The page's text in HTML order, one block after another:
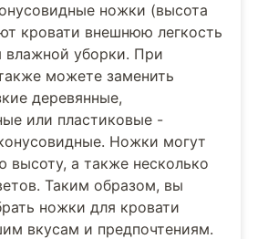
ножки (высота
кровати внешнюю легкость
влажной уборки. При
можете заменить
деревянные,
или пластиковые -
Ножки могут
высоту, а также несколько
Таким образом, вы
ножки для кровати
вкусам и предпочтениям.